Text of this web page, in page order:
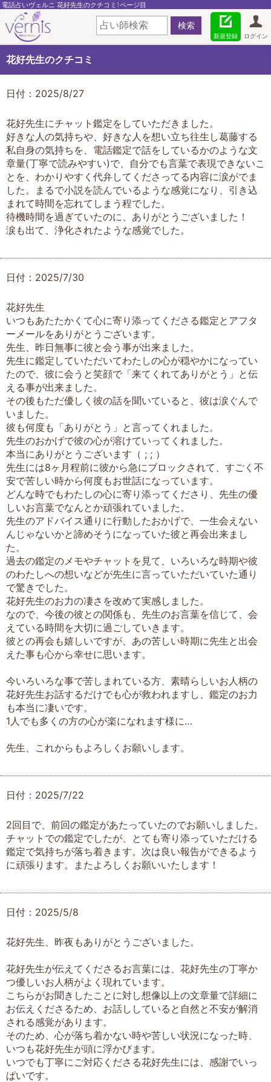
電話占いヴェルニ 花好先生のクチコミ1ページ目
ログイン
新規登録
花好先生のクチコミ
日付：2025/8/27
花好先生にチャット鑑定をしていただきました。
好きな人の気持ちや、好きな人を想い立ち往生し葛藤する
私自身の気持ちを、電話鑑定で話をしているかのような文
章量(丁寧で読みやすい)で、自分でも言葉で表現できないこ
とを、わかりやすく代弁してくださってる内容に涙がでま
した。まるで小説を読んでいるような感覚になり、引き込
まれて時間を忘れてしまう程でした。
待機時間を過ぎていたのに、ありがとうございました！
涙も出て、浄化されたような感覚でした。
日付：2025/7/30
花好先生
いつもあたたかくて心に寄り添ってくださる鑑定とアフタ
ーメールをありがとうございます。
先生、昨日無事に彼と会う事が出来ました。
先生に鑑定していただいてわたしの心が穏やかになってい
たので、彼に会うと笑顔で「来てくれてありがとう」と伝
える事が出来ました。
その後もただ優しく彼の話を聞いていると、彼は涙ぐんで
いました。
彼も何度も「ありがとう」と言ってくれました。
先生のおかげで彼の心が溶けていってくれました。
本当にありがとうございます（ ; ; ）
先生には8ヶ月程前に彼から急にブロックされて、すごく不
安で苦しい時から何度もお世話になっています。
どんな時でもわたしの心に寄り添ってくださり、先生の優
しいお言葉でなんとか頑張れていました。
先生のアドバイス通りに行動したおかげで、一生会えない
んじゃないかと諦めそうになっていた彼と再会出来まし
た。
過去の鑑定のメモやチャットを見て、いろいろな時期や彼
のわたしへの想いなどが先生に言っていただいていた通り
で驚きでした。
花好先生のお力の凄さを改めて実感しました。
なので、今後の彼との関係も、先生のお言葉を信じて、会
えている時間を大切に過ごしていきます。
彼との再会も嬉しいですが、あの苦しい時期に先生と出会
えた事も心から幸せに思います。
今いろいろな事で苦しまれている方、素晴らしいお人柄の
花好先生お話するだけでも心が救われますし、鑑定のお力
も本当に凄いです。
1人でも多くの方の心が楽になれます様に…
先生、これからもよろしくお願いします。
日付：2025/7/22
2回目で、前回の鑑定があたっていたのでお願いしました。
チャットでの鑑定でしたが、とても寄り添っていただける
鑑定で気持ちが落ち着きます。次は良い報告ができるよう
に頑張ります。またよろしくお願いいたします！
日付：2025/5/8
花好先生、昨夜もありがとうございました。
花好先生が伝えてくださるお言葉には、花好先生の丁寧か
つ優しいお人柄がよく現れています。
こちらがお聞きしたことに対し想像以上の文章量で詳細に
お伝えくださるため、お話ししていると自然と不安が解消
される感覚があります。
そのため、心が落ち着かない時や苦しい状況になった時、
いつも花好先生が頭に浮かびます。
いつでも丁寧にご対応くださる花好先生には、感謝でいっ
ぱいです。